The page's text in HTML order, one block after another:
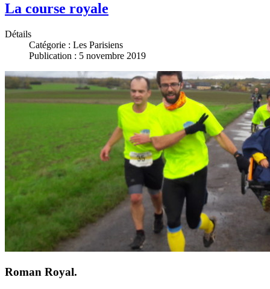
La course royale
Détails
Catégorie : Les Parisiens
Publication : 5 novembre 2019
Roman Royal.